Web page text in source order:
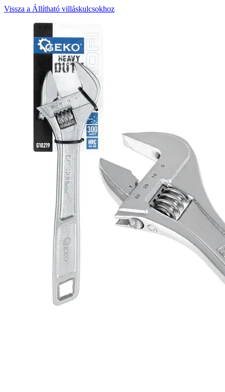
Vissza a Állítható villáskulcsokhoz